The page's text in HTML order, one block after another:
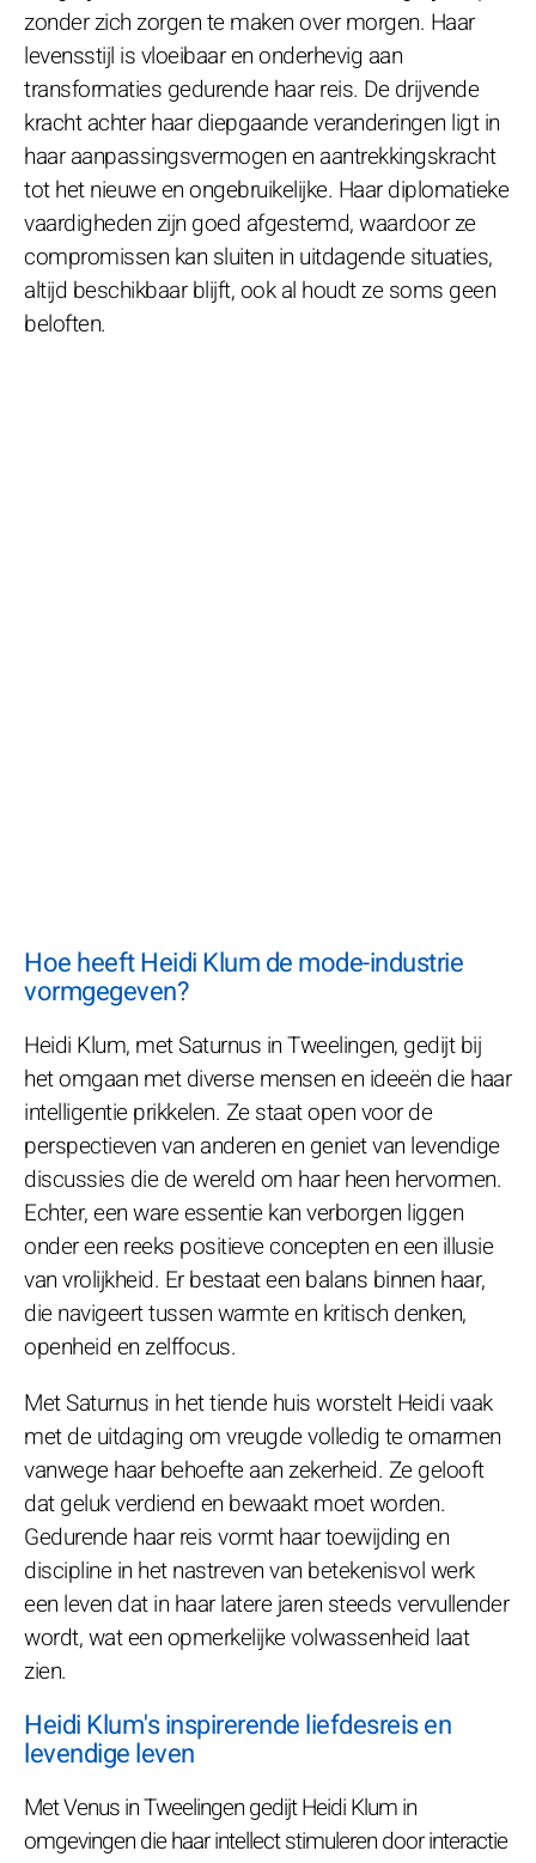
zonder zich zorgen te maken over morgen. Haar
levensstijl is vloeibaar en onderhevig aan
transformaties gedurende haar reis. De drijvende
kracht achter haar diepgaande veranderingen ligt in
haar aanpassingsvermogen en aantrekkingskracht
tot het nieuwe en ongebruikelijke. Haar diplomatieke
vaardigheden zijn goed afgestemd, waardoor ze
compromissen kan sluiten in uitdagende situaties,
altijd beschikbaar blijft, ook al houdt ze soms geen
beloften.
Hoe heeft Heidi Klum de mode-industrie
vormgegeven?
Heidi Klum, met Saturnus in Tweelingen, gedijt bij
het omgaan met diverse mensen en ideeën die haar
intelligentie prikkelen. Ze staat open voor de
perspectieven van anderen en geniet van levendige
discussies die de wereld om haar heen hervormen.
Echter, een ware essentie kan verborgen liggen
onder een reeks positieve concepten en een illusie
van vrolijkheid. Er bestaat een balans binnen haar,
die navigeert tussen warmte en kritisch denken,
openheid en zelffocus.
Met Saturnus in het tiende huis worstelt Heidi vaak
met de uitdaging om vreugde volledig te omarmen
vanwege haar behoefte aan zekerheid. Ze gelooft
dat geluk verdiend en bewaakt moet worden.
Gedurende haar reis vormt haar toewijding en
discipline in het nastreven van betekenisvol werk
een leven dat in haar latere jaren steeds vervullender
wordt, wat een opmerkelijke volwassenheid laat
zien.
Heidi Klum's inspirerende liefdesreis en
levendige leven
Met Venus in Tweelingen gedijt Heidi Klum in
omgevingen die haar intellect stimuleren door interactie